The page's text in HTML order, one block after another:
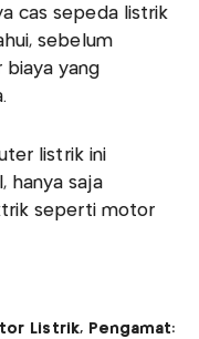
cas sepeda listrik
sebelum
biaya yang
listrik ini
hanya saja
seperti motor
Listrik, Pengamat: